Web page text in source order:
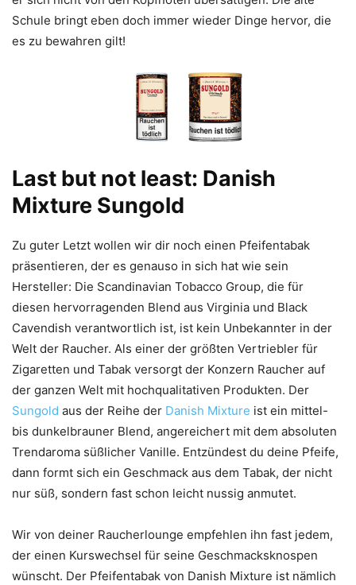
Schule bringt eben doch immer wieder Dinge hervor, die
es zu bewahren gilt!
Last but not least: Danish
Mixture Sungold
Zu guter Letzt wollen wir dir noch einen Pfeifentabak
präsentieren, der es genauso in sich hat wie sein
Hersteller: Die Scandinavian Tobacco Group, die für
diesen hervorragenden Blend aus Virginia und Black
Cavendish verantwortlich ist, ist kein Unbekannter in der
Welt der Raucher. Als einer der größten Vertriebler für
Zigaretten und Tabak versorgt der Konzern Raucher auf
der ganzen Welt mit hochqualitativen Produkten. Der
Sungold aus der Reihe der Danish Mixture ist ein mittel-
bis dunkelbrauner Blend, angereichert mit dem absoluten
Trendaroma süßlicher Vanille. Entzündest du deine Pfeife,
dann formt sich ein Geschmack aus dem Tabak, der nicht
nur süß, sondern fast schon leicht nussig anmutet.
Wir von deiner Raucherlounge empfehlen ihn fast jedem,
der einen Kurswechsel für seine Geschmacksknospen
wünscht. Der Pfeifentabak von Danish Mixture ist nämlich